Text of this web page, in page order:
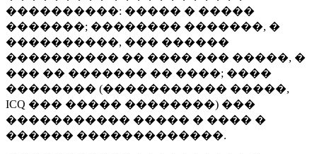
����������: ����� � �����
�������; �������� �������, �
����������, ��� ������
���������� �� ���� ��� �����, �
��� �� ������� �� ����; ����
�������� (����������� �����,
ICQ ��� ����� ��������) ���
����������� ����� � ���� �
������ �������������.